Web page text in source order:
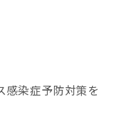
感染症予防対策を